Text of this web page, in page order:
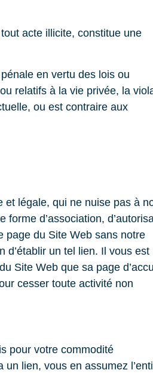
acte illicite, constitue une
en vertu des lois ou
relatifs à la vie privée, la
ou est contraire aux
et légale, qui ne nuise pas à
d’association,
page du Site Web sans notre
d’établir un tel lien. Il vous est
Site Web que sa page
cesser toute activité non
pour votre commodité
lien, vous en assumez